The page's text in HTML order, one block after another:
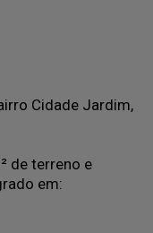
Cidade Jardim,
de terreno e
em: